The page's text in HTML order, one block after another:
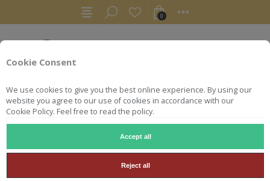
Cookie Consent
We use cookies to give you the best online experience. By using our
website you agree to our use of cookies in accordance with our
Cookie Policy. Feel free to read the policy.
Accept all
Reject all
0
MESTREAU